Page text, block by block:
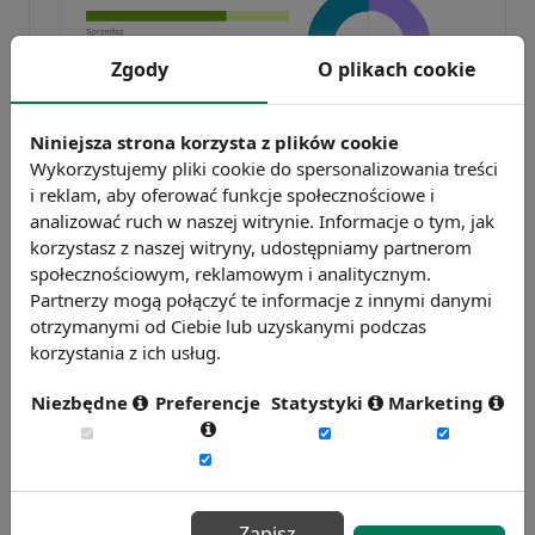
Badanie wskaźnikiHR 2026
Zmierz 59 wskaźników efektywności
personalnej, w tym absencję, fluktuację i
efektywność pracy.
Weź udział w badaniu
Zgody O plikach cookie
Niniejsza strona korzysta z plików cookie
Wykorzystujemy pliki cookie do spersonalizowania treści
i reklam, aby oferować funkcje społecznościowe i
analizować ruch w naszej witrynie. Informacje o tym, jak
korzystasz z naszej witryny, udostępniamy partnerom
społecznościowym, reklamowym i analitycznym.
Partnerzy mogą połączyć te informacje z innymi danymi
otrzymanymi od Ciebie lub uzyskanymi podczas
korzystania z ich usług.
Niezbędne Preferencje Statystyki Marketing